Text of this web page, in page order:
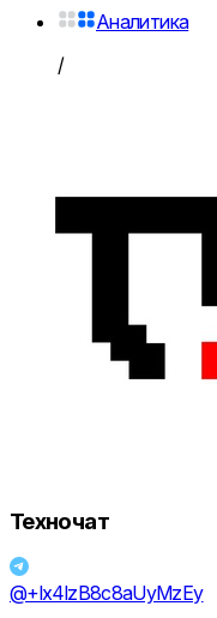
Аналитика
/
Техночат
@+lx4lzB8c8aUyMzEy